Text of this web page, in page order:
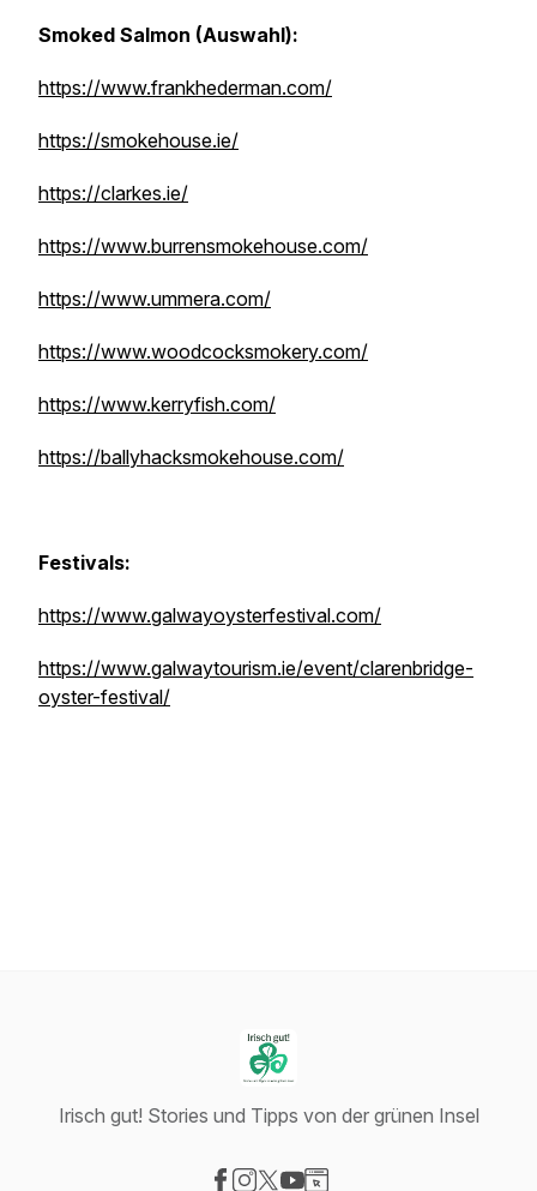
Smoked Salmon (Auswahl):
https://www.frankhederman.com/
https://smokehouse.ie/
https://clarkes.ie/
https://www.burrensmokehouse.com/
https://www.ummera.com/
https://www.woodcocksmokery.com/
https://www.kerryfish.com/
https://ballyhacksmokehouse.com/
Festivals:
https://www.galwayoysterfestival.com/
https://www.galwaytourism.ie/event/clarenbridge-
oyster-festival/
Irisch gut! Stories und Tipps von der grünen Insel